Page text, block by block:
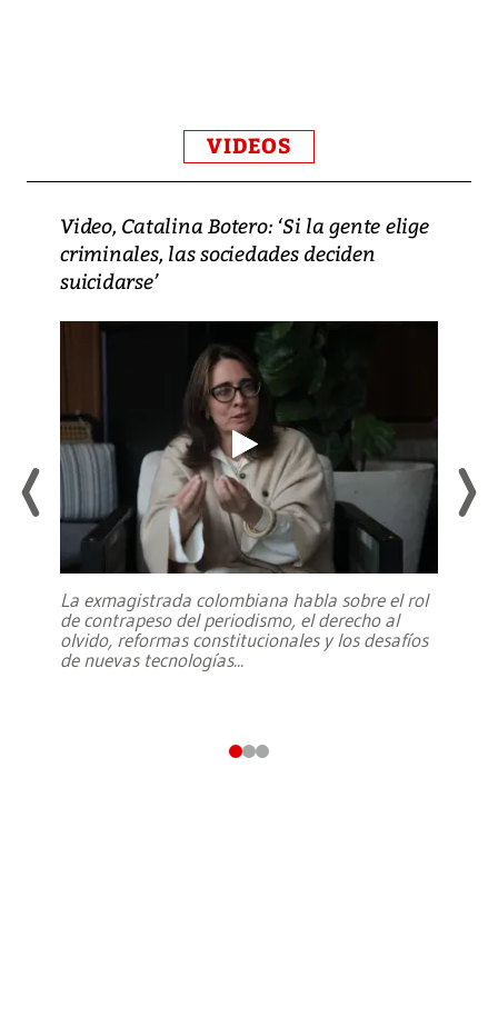
VIDEOS
Video, Catalina Botero: ‘Si la gente elige
criminales, las sociedades deciden
suicidarse’
La exmagistrada colombiana habla sobre el rol
de contrapeso del periodismo, el derecho al
olvido, reformas constitucionales y los desafíos
de nuevas tecnologías...